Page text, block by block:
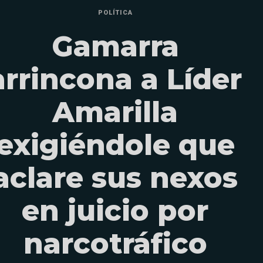
POLÍTICA
Gamarra
a Líder
Amarilla
que
sus nexos
en juicio por
narcotráfico